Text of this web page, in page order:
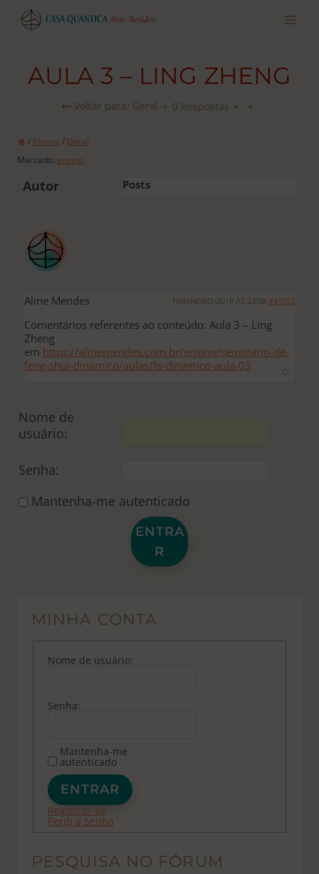
Pular
para
AULA 3 – LING ZHENG
Voltar para: Geral 0 Respostas
/ Fóruns / Geral
Marcado: ensino
Autor Posts
Aline Mendes 10/JANEIRO/2018 ÀS 23:58 #41053
Comentários referentes ao conteúdo: Aula 3 – Ling
Zheng
em https://alinemendes.com.br/ensino/seminario-de-
feng-shui-dinamico/aulas/fs-dinamico-aula-03
Nome de
usuário:
Senha:
Mantenha-me autenticado
ENTRA
R
MINHA CONTA
Nome de usuário:
Senha:
Mantenha-me
autenticado
ENTRAR
Registrar-se
Perdi a Senha
PESQUISA NO FÓRUM